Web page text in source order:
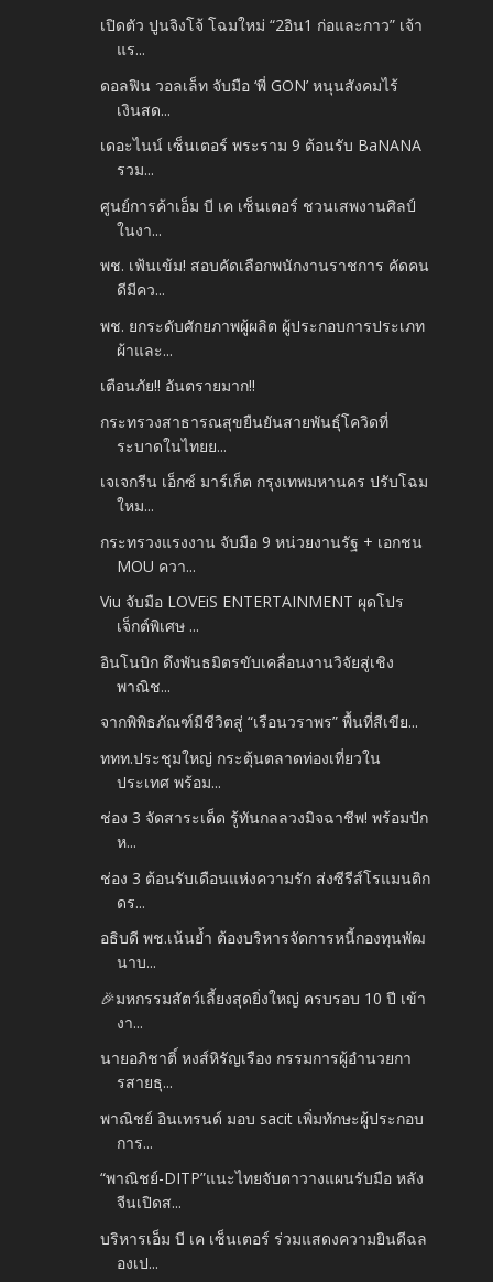
เปิดตัว ปูนจิงโจ้ โฉมใหม่ “2อิน1 ก่อและกาว” เจ้า
แร...
ดอลฟิน วอลเล็ท จับมือ ‘พี่ GON’ หนุนสังคมไร้
เงินสด...
เดอะไนน์ เซ็นเตอร์ พระราม 9 ต้อนรับ BaNANA
รวม...
ศูนย์การค้าเอ็ม บี เค เซ็นเตอร์ ชวนเสพงานศิลป์
ในงา...
พช. เฟ้นเข้ม! สอบคัดเลือกพนักงานราชการ คัดคน
ดีมีคว...
พช. ยกระดับศักยภาพผู้ผลิต ผู้ประกอบการประเภท
ผ้าและ...
เตือนภัย!! อันตรายมาก!!
กระทรวงสาธารณสุขยืนยันสายพันธุ์โควิดที่
ระบาดในไทยย...
เจเจกรีน เอ็กซ์ มาร์เก็ต กรุงเทพมหานคร ปรับโฉม
ใหม...
กระทรวงแรงงาน จับมือ 9 หน่วยงานรัฐ + เอกชน
MOU ควา...
Viu จับมือ LOVEiS ENTERTAINMENT ผุดโปร
เจ็กต์พิเศษ ...
อินโนบิก ดึงพันธมิตรขับเคลื่อนงานวิจัยสู่เชิง
พาณิช...
จากพิพิธภัณฑ์มีชีวิตสู่ “เรือนวราพร” พื้นที่สีเขีย...
ททท.ประชุมใหญ่ กระตุ้นตลาดท่องเที่ยวใน
ประเทศ พร้อม...
ช่อง 3 จัดสาระเด็ด รู้ทันกลลวงมิจฉาชีพ! พร้อมปัก
ห...
ช่อง 3 ต้อนรับเดือนแห่งความรัก ส่งซีรีส์โรแมนติก
ดร...
อธิบดี พช.เน้นย้ำ ต้องบริหารจัดการหนี้กองทุนพัฒ
นาบ...
🎉มหกรรมสัตว์เลี้ยงสุดยิ่งใหญ่ ครบรอบ 10 ปี เข้า
งา...
นายอภิชาติ์ หงส์หิรัญเรือง กรรมการผู้อำนวยกา
รสายธุ...
พาณิชย์ อินเทรนด์ มอบ sacit เพิ่มทักษะผู้ประกอบ
การ...
“พาณิชย์-DITP”แนะไทยจับตาวางแผนรับมือ หลัง
จีนเปิดส...
บริหารเอ็ม บี เค เซ็นเตอร์ ร่วมแสดงความยินดีฉล
องเป...